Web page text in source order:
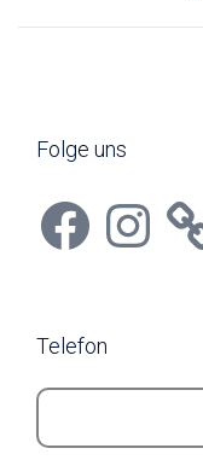
Folge uns
FacebookInstagram
Telefon